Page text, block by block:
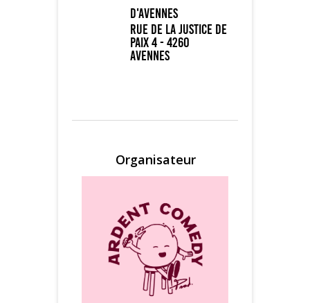
d'Avennes
Rue de la Justice de
Paix 4 - 4260
Avennes
Organisateur